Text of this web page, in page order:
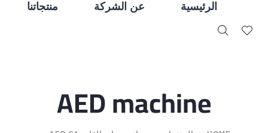
منتجاتنا
عن الشركة الرئيسية
AED machine